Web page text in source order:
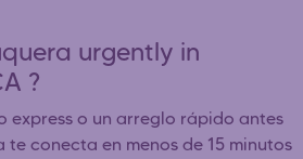
urgently in
?
express o un arreglo rápido antes
te conecta en menos de 15 minutos